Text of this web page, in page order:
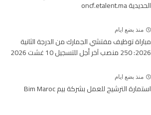
الحديدية oncf.etalent.ma
منذ بضع ايام
مباراة توظيف مفتشي الجمارك من الدرجة الثانية
2026: 250 منصب آخر أجل للتسجيل 10 غشت 2026
منذ بضع ايام
استمارة الترشيح للعمل بشركة بيم Bim Maroc